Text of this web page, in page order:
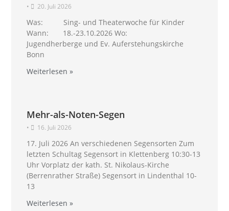
• 20. Juli 2026
Was: Sing- und Theaterwoche für Kinder
Wann: 18.-23.10.2026 Wo:
Jugendherberge und Ev. Auferstehungskirche
Bonn
Weiterlesen »
Mehr-als-Noten-Segen
• 16. Juli 2026
17. Juli 2026 An verschiedenen Segensorten Zum
letzten Schultag Segensort in Klettenberg 10:30-13
Uhr Vorplatz der kath. St. Nikolaus-Kirche
(Berrenrather Straße) Segensort in Lindenthal 10-
13
Weiterlesen »